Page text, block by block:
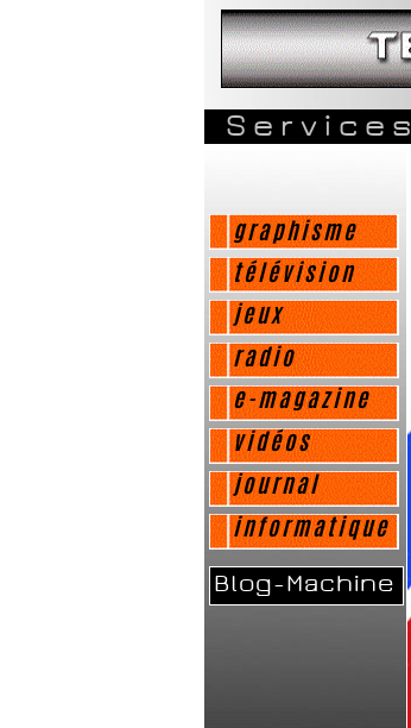
Services
graphisme
télévision
jeux
radio
e-magazine
vidéos
journal
informatique
Blog-Machine